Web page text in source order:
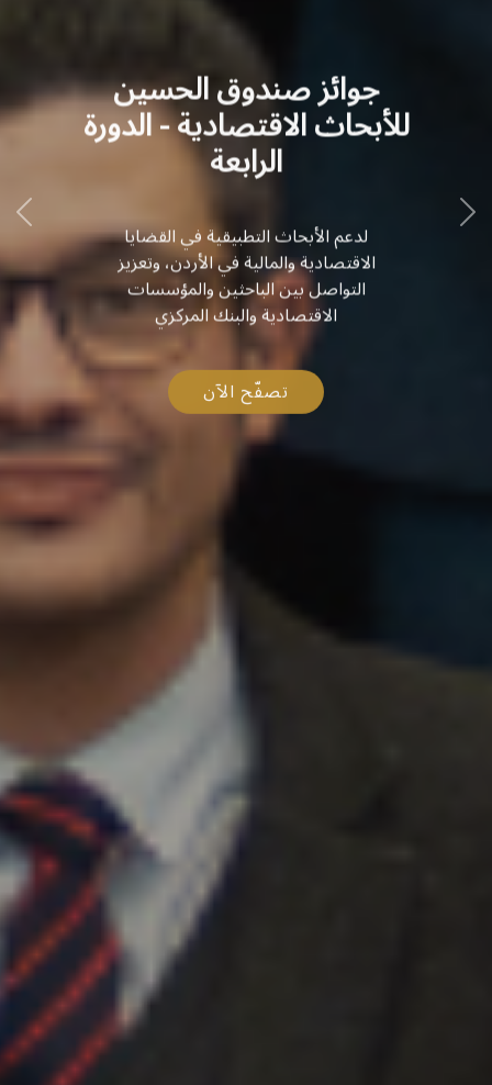
جوائز صندوق الحسين
للأبحاث الاقتصادية - الدورة
الرابعة
لدعم الأبحاث التطبيقية في القضايا
الاقتصادية والمالية في الأردن، وتعزيز
التواصل بين الباحثين والمؤسسات
الاقتصادية والبنك المركزي
تصفّح الآن